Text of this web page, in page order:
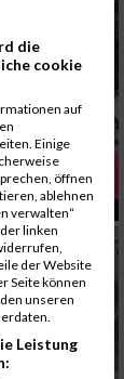
die
cookie
auf
Einige
öffnen
ablehnen
verwalten“
linken
der Website
Seite können
unseren
Leistung